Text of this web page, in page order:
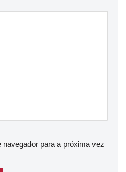
para a próxima vez